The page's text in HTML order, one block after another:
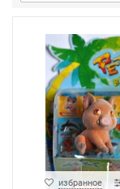
избранное